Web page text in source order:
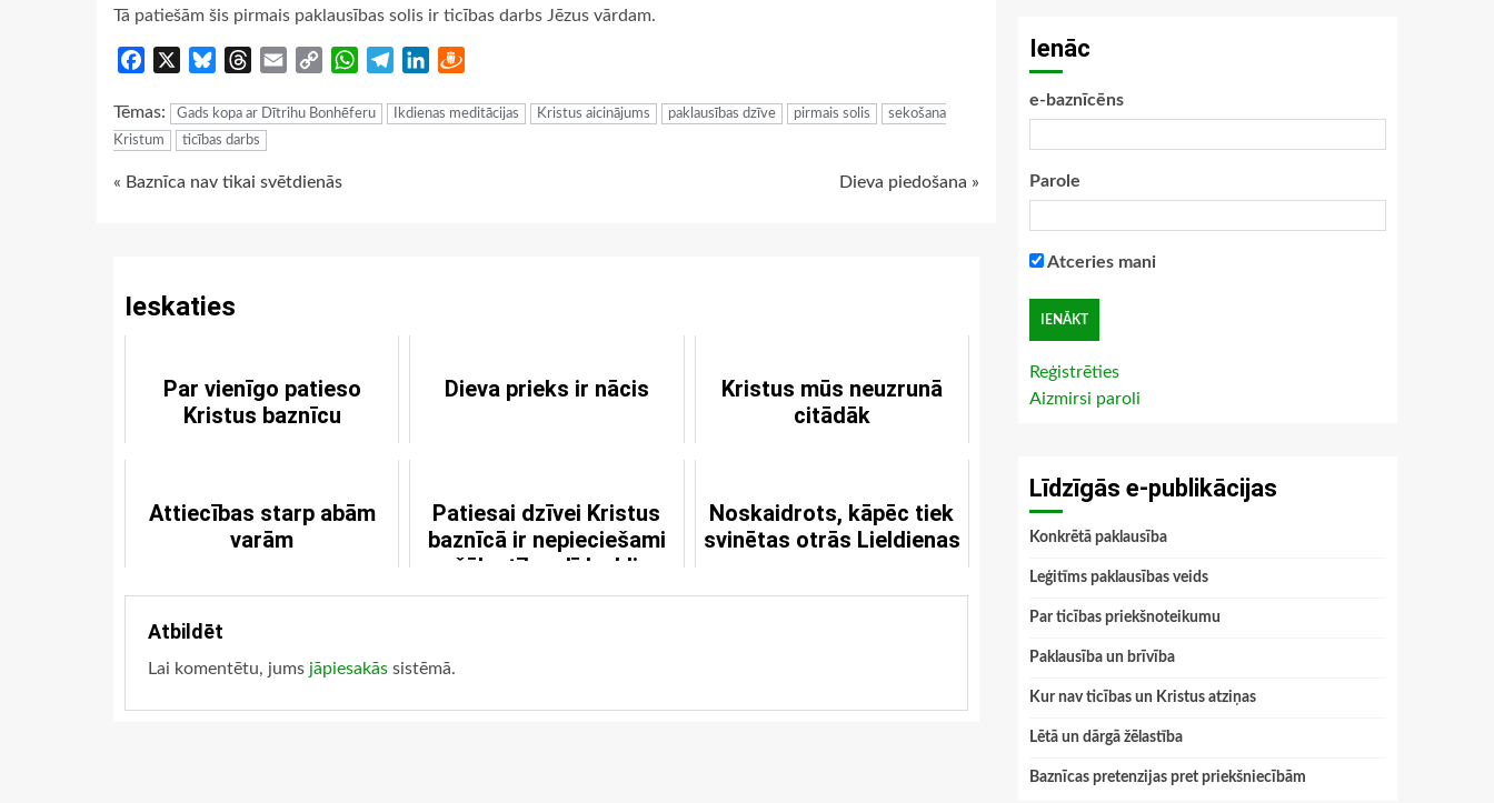
Tā patiešām šis pirmais paklausības solis ir ticības darbs Jēzus vārdam.
Facebook BlueskyThreads
Email
Copy
WhatsApp
TelegramLinkedIn
Tēmas: Gads kopa ar Dītrihu Bonhēferu Ikdienas meditācijas Kristus aicinājums paklausības dzīve pirmais solis
sekošana
Kristum
ticības darbs
Continue
« Baznīca nav tikai svētdienās Dieva piedošana »
Ieskaties
Par vienīgo patieso
Kristus baznīcu
Dieva prieks ir nācis
Kristus mūs neuzrunā
citādāk
Attiecības starp abām
varām
Patiesai dzīvei Kristus
baznīcā ir nepieciešami
žēlastības līdzekļi
Noskaidrots, kāpēc tiek
svinētas otrās Lieldienas
Atbildēt
Lai komentētu, jums jāpiesakās sistēmā.
Ienāc
e-baznīcēns
Parole
Atceries mani
Reģistrēties
Aizmirsi paroli
Līdzīgās e-publikācijas
Konkrētā paklausība
Leģitīms paklausības veids
Par ticības priekšnoteikumu
Paklausība un brīvība
Kur nav ticības un Kristus atziņas
Lētā un dārgā žēlastība
Baznīcas pretenzijas pret priekšniecībām